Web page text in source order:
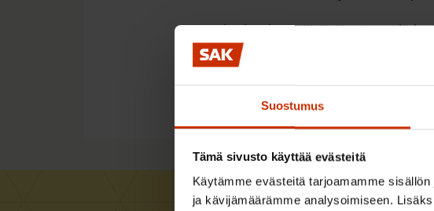
Suostumus
Tämä sivusto käyttää evästeitä
Käytämme evästeitä tarjoamamme
ja kävijämäärämme analysoimiseen.
Lisätietoja tehtävästä antavat
järjestöjohtaja Pertti Paajanen, puh.